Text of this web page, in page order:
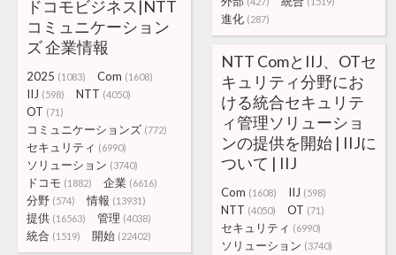
進化 (287)
ドコモビジネス|NTT
コミュニケーション
ズ 企業情報
2025 (1083) Com (1608)
IIJ (598) NTT (4050)
OT (71)
コミュニケーションズ (772)
セキュリティ (6990)
ソリューション (3740)
ドコモ (1882) 企業 (6616)
分野 (574) 情報 (13931)
提供 (16563) 管理 (4038)
統合 (1519) 開始 (22402)
NTT ComとIIJ、OTセ
キュリティ分野にお
ける統合セキュリテ
ィ管理ソリューショ
ンの提供を開始 | IIJに
ついて | IIJ
Com (1608) IIJ (598)
NTT (4050) OT (71)
セキュリティ (6990)
ソリューション (3740)